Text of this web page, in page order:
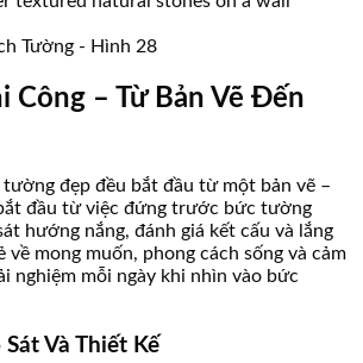
Tường - Hình 28
Công – Từ Bản Vẽ Đến
đẹp đều bắt đầu từ một bản vẽ –
đầu từ việc đứng trước bức tường
hướng nắng, đánh giá kết cấu và lắng
về mong muốn, phong cách sống và cảm
nghiệm mỗi ngày khi nhìn vào bức
Và Thiết Kế